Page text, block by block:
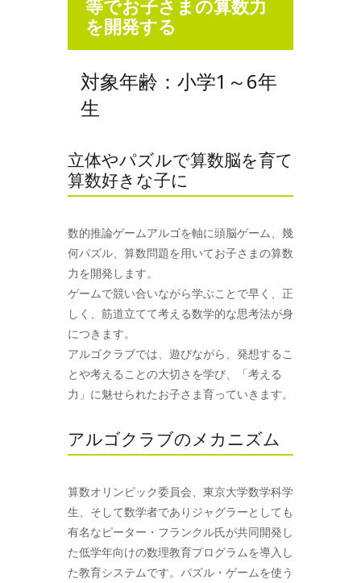
等でお子さまの算数力
を開発する
対象年齢：小学1～6年
生
立体やパズルで算数脳を育て
算数好きな子に
数的推論ゲームアルゴを軸に頭脳ゲーム、幾
何パズル、算数問題を用いてお子さまの算数
力を開発します。
ゲームで競い合いながら学ぶことで早く、正
しく、筋道立てて考える数学的な思考法が身
につきます。
アルゴクラブでは、遊びながら、発想するこ
とや考えることの大切さを学び、「考える
力」に魅せられたお子さま育っていきます。
アルゴクラブのメカニズム
算数オリンピック委員会、東京大学数学科学
生、そして数学者でありジャグラーとしても
有名なピーター・フランクル氏が共同開発し
た低学年向けの数理教育プログラムを導入し
た教育システムです。パズル・ゲームを使う